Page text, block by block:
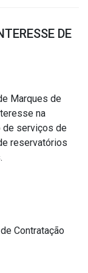
DE
Marques de
na
de serviços de
reservatórios
Contratação